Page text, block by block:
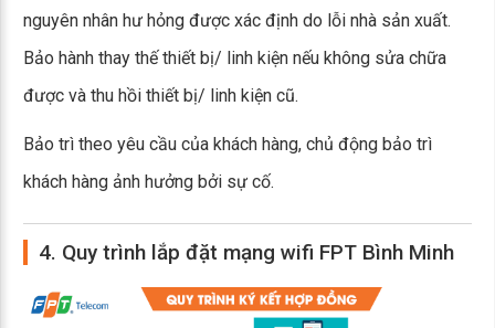
nguyên nhân hư hỏng được xác định do lỗi nhà sản xuất.
Bảo hành thay thế thiết bị/ linh kiện nếu không sửa chữa
được và thu hồi thiết bị/ linh kiện cũ.
Bảo trì theo yêu cầu của khách hàng, chủ động bảo trì
khách hàng ảnh hưởng bởi sự cố.
4. Quy trình lắp đặt mạng wifi FPT Bình Minh